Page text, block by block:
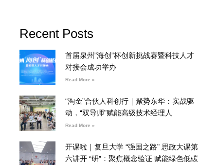
Recent Posts
首届泉州”海创”杯创新挑战赛暨科技人才
对接会成功举办
Read More »
“淘金”合伙人科创行｜聚势东华：实战驱
动，“双导师”赋能高级技术经理人
Read More »
开课啦｜复旦大学 “强国之路” 思政大课第
六讲开 “研”：聚焦概念验证 赋能绿色低碳